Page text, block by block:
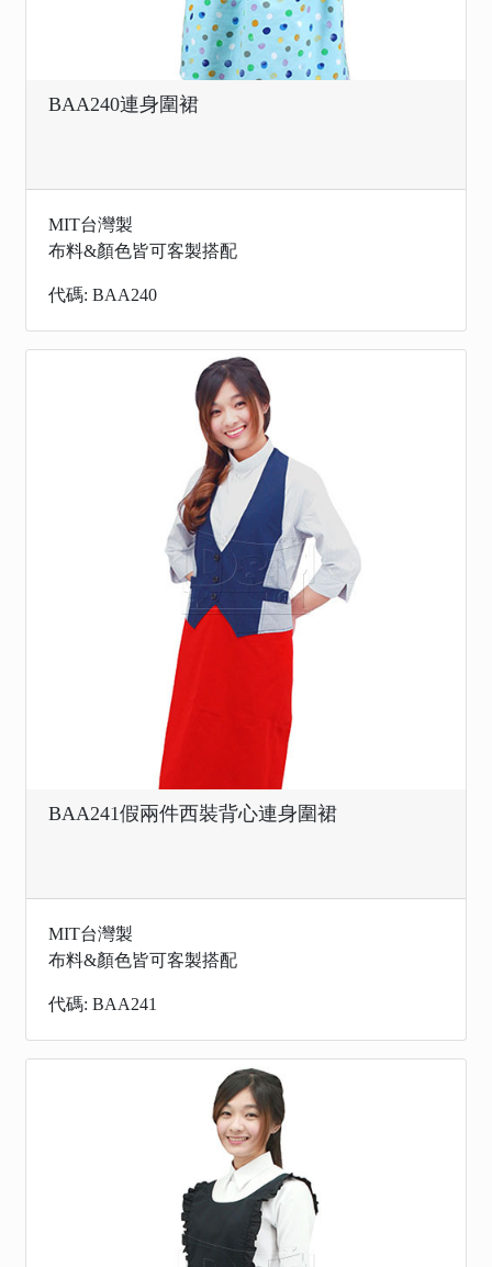
BAA240連身圍裙
MIT台灣製
布料&顏色皆可客製搭配
代碼: BAA240
BAA241假兩件西裝背心連身圍裙
MIT台灣製
布料&顏色皆可客製搭配
代碼: BAA241